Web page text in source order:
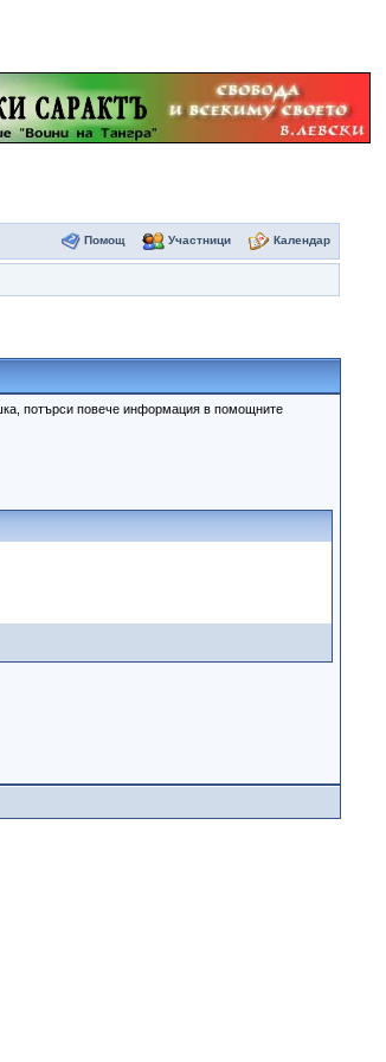
Помощ Участници Календар
потърси повече информация в помощните